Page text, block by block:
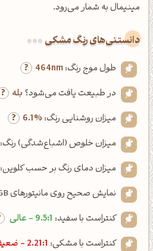
مینیمال به شمار می‌رود.
دانستنی‌های رنگ مشکی
طول موج رنگ:464nm
در طبیعت یافت می‌شود؟ بله
میزان روشنایی رنگ: 6.1%
میزان خلوص (اشباع‌شدگی) رنگ:
میزان دمای رنگ بر حسب کلوین:
نمایش صحیح روی مانیتورهای RGB؟
کنتراست با سفید: 9.5:1 - عالی
کنتراست با مشکی: 2.21:1 - ضعیف